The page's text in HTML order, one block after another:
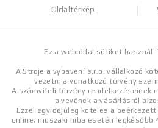
Oldaltérkép
Ez a weboldal sütiket
A Stroje a vybavení s.r.o. vállalkozó
vezetni a vonatkozó törvény
A számviteli törvény rendelkezéseinek
a vevőnek a vásárlásról
Ezzel egyidejűleg köteles a
online, műszaki hiba esetén legkésőbb